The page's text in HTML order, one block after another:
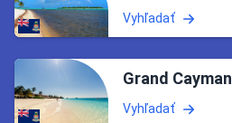
Vyhľadať
Grand Cayman
Vyhľadať